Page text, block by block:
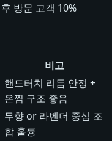
방문 고객 10%
비고
핸드터치 리듬 안정 +
온찜 구조 좋음
무향 or 라벤더 중심 조
합 훌륭